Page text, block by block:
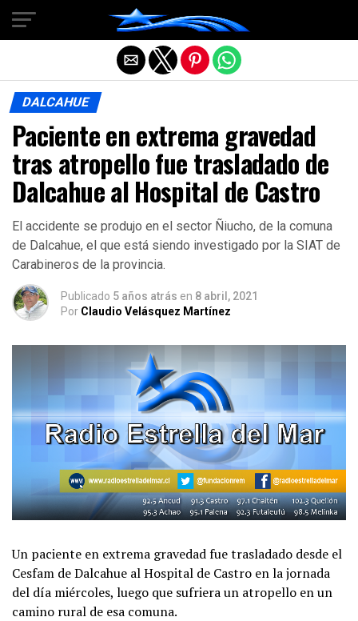
DALCAHUE
Paciente en extrema gravedad
tras atropello fue trasladado de
Dalcahue al Hospital de Castro
El accidente se produjo en el sector Ñiucho, de la comuna
de Dalcahue, el que está siendo investigado por la SIAT de
Carabineros de la provincia.
Publicado 5 años atrás en 8 abril, 2021
Por Claudio Velásquez Martínez
Un paciente en extrema gravedad fue trasladado desde el
Cesfam de Dalcahue al Hospital de Castro en la jornada
del día miércoles, luego que sufriera un atropello en un
camino rural de esa comuna.
Salir de la versión móvil